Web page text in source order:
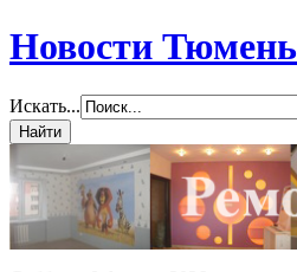
Новости
Искать...